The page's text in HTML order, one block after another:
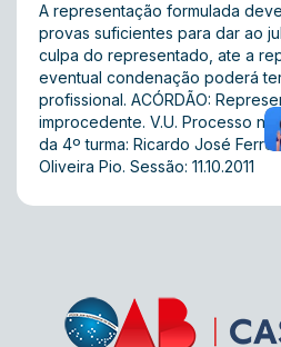
A representação formulada
provas suficientes para dar ao
culpa do representado, ate a
eventual condenação poderá
profissional. ACÓRDÃO:
improcedente. V.U. Processo
da 4º turma: Ricardo José
Oliveira Pio. Sessão: 11.10.2011